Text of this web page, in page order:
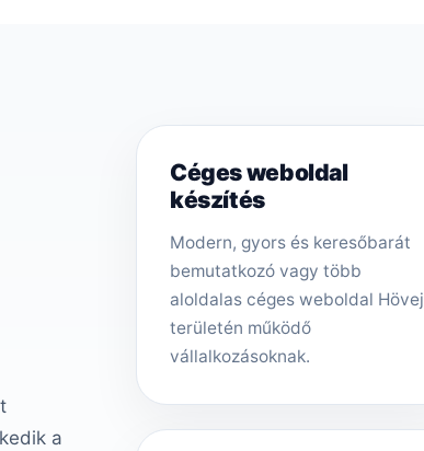
a
Céges weboldal
készítés
Modern, gyors és keresőbarát
bemutatkozó vagy több
aloldalas céges weboldal Hövej
területén működő
vállalkozásoknak.